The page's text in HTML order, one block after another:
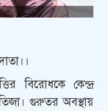
বিরোধকে কেন্দ্র
গুরুতর অবস্থায়